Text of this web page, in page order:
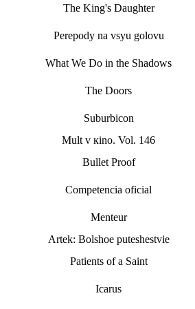
The King's Daughter
Perepody na vsyu golovu
What We Do in the Shadows
The Doors
Suburbicon
Mult v кino. Vol. 146
Bullet Proof
Competencia oficial
Menteur
Artek: Bolshoe puteshestvie
Patients of a Saint
Icarus